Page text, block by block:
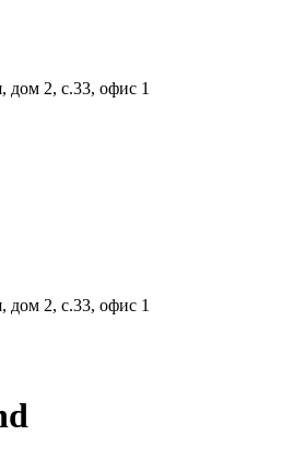
дом 2, с.33, офис 1
дом 2, с.33, офис 1